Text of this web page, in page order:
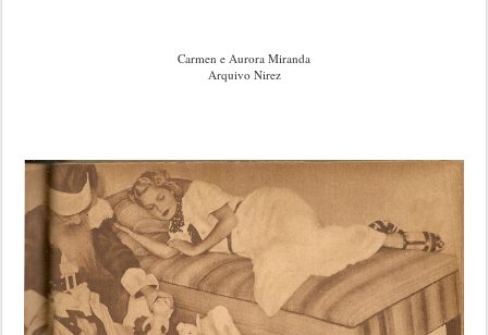
Carmen e Aurora Miranda
Arquivo Nirez